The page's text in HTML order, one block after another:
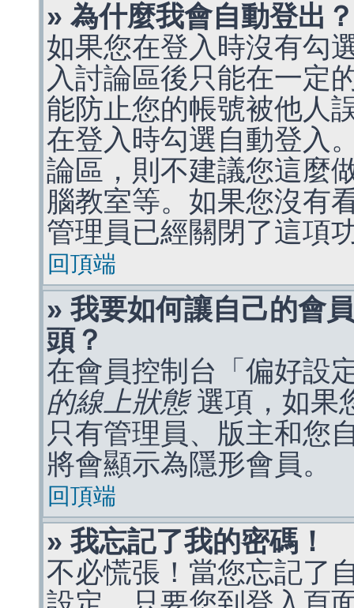
» 為什麼我會自動登出？
如果您在登入時沒有勾
入討論區後只能在一定
能防止您的帳號被他人
在登入時勾選自動登入
論區，則不建議您這麼
腦教室等。如果您沒有
管理員已經關閉了這項
回頂端
» 我要如何讓自己的會
頭？
在會員控制台「偏好設
的線上狀態選項，如果
只有管理員、版主和您
將會顯示為隱形會員。
回頂端
» 我忘記了我的密碼！
不必慌張！當您忘記了